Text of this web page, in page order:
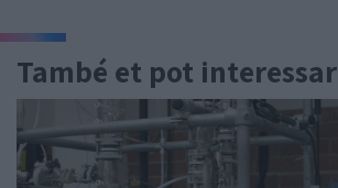
També et pot interessar